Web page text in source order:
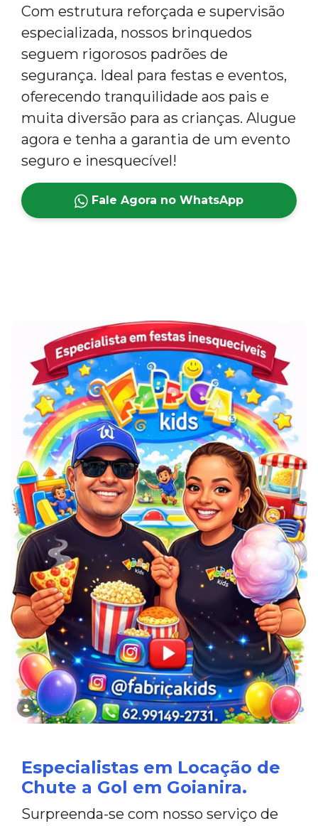
Com estrutura reforçada e supervisão
especializada, nossos brinquedos
seguem rigorosos padrões de
segurança. Ideal para festas e eventos,
oferecendo tranquilidade aos pais e
muita diversão para as crianças. Alugue
agora e tenha a garantia de um evento
seguro e inesquecível!
Fale Agora no WhatsApp
Especialistas em Locação de
Chute a Gol em Goianira.
Surpreenda-se com nosso serviço de